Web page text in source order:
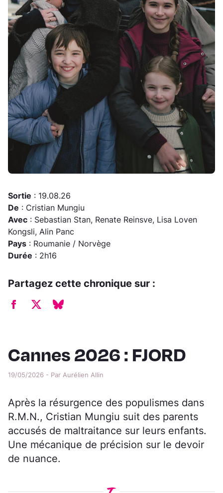
Cannes 2026 : FJORD
19/05/2026 - Par Aurélien Allin
Après la résurgence des populismes dans
R.M.N., Cristian Mungiu suit des parents
accusés de maltraitance sur leurs enfants.
Une mécanique de précision sur le devoir
de nuance.
Sortie : 19.08.26
De : Cristian Mungiu
Avec : Sebastian Stan, Renate Reinsve, Lisa Loven
Kongsli, Alin Panc
Pays : Roumanie / Norvège
Durée : 2h16
Partagez cette chronique sur :